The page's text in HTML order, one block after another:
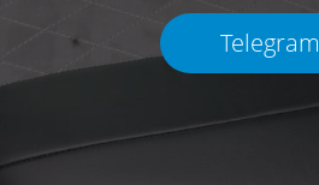
Telegram